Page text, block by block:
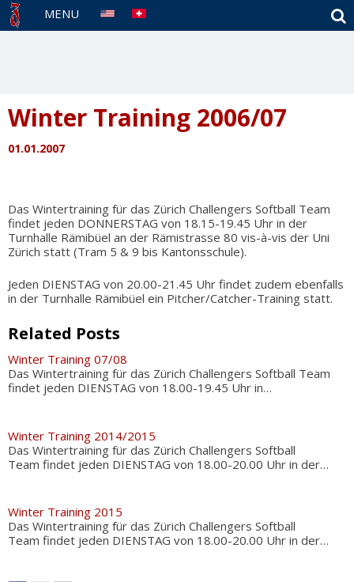
MENU
Winter Training 2006/07
01.01.2007
Das Wintertraining für das Zürich Challengers Softball Team
findet jeden DONNERSTAG von 18.15-19.45 Uhr in der
Turnhalle Rämibüel an der Rämistrasse 80 vis-à-vis der Uni
Zürich statt (Tram 5 & 9 bis Kantonsschule).
Jeden DIENSTAG von 20.00-21.45 Uhr findet zudem ebenfalls
in der Turnhalle Rämibüel ein Pitcher/Catcher-Training statt.
Related Posts
Winter Training 07/08
Das Wintertraining für das Zürich Challengers Softball Team
findet jeden DIENSTAG von 18.00-19.45 Uhr in…
Winter Training 2014/2015
Das Wintertraining für das Zürich Challengers Softball
Team findet jeden DIENSTAG von 18.00-20.00 Uhr in der…
Winter Training 2015
Das Wintertraining für das Zürich Challengers Softball
Team findet jeden DIENSTAG von 18.00-20.00 Uhr in der…